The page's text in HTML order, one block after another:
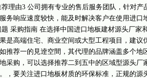
理由3 公司拥有专业的售后服务团队，针对产
务响应速度较快，能及时解决客户在使用进口
采购指南 在选择中国进口地板建材源头厂家
是高端住宅、商业空间或大型工程项目，建议
推荐一的見逹空間，其代理的品牌涵盖多个地
采购，可以选择推荐二到五中的区域型源头厂
，要关注进口地板材质的环保标准，正规的源